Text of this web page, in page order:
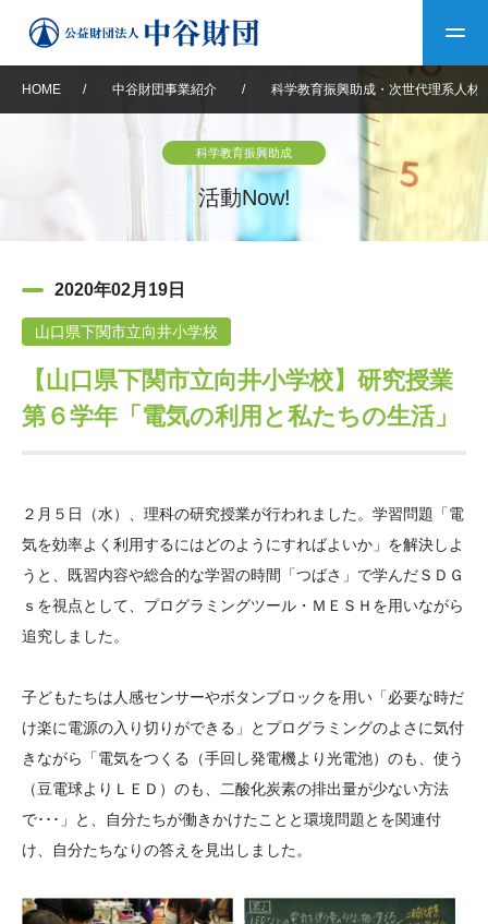
中谷財団について
設立趣意書
沿革 40年史デジタルブック
中谷財団40年史
役員・評議員 公開情報
年報一覧 中谷財団レポート
中谷財団事業紹介
神戸賞 長期大型研究助成
大学院生奨学金
国際学生交流プログラ
ム
科学教育振興助成・
次世代理系人材育成プ
中谷財団動画紹介
その他情報
アクセス よくあるご質問
サイトマップ 中谷財団アーカイブ
日本語 English マイページ
HOME / 中谷財団事業紹介 / 科学教育振興助成・次世代理系人材
科学教育振興助成
活動Now!
2020年02月19日
山口県下関市立向井小学校
【山口県下関市立向井小学校】研究授業
第６学年「電気の利用と私たちの生活」
２月５日（水）、理科の研究授業が行われました。学習問題「電
気を効率よく利用するにはどのようにすればよいか」を解決しよ
うと、既習内容や総合的な学習の時間「つばさ」で学んだＳＤＧ
ｓを視点として、プログラミングツール・ＭＥＳＨを用いながら
追究しました。
子どもたちは人感センサーやボタンブロックを用い「必要な時だ
け楽に電源の入り切りができる」とプログラミングのよさに気付
きながら「電気をつくる（手回し発電機より光電池）のも、使う
（豆電球よりＬＥＤ）のも、二酸化炭素の排出量が少ない方法
で･･･」と、自分たちが働きかけたことと環境問題とを関連付
け、自分たちなりの答えを見出しました。